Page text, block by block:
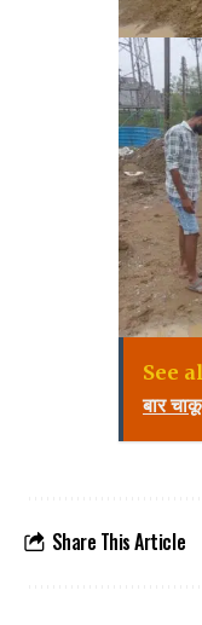
See
बार
Share This Article